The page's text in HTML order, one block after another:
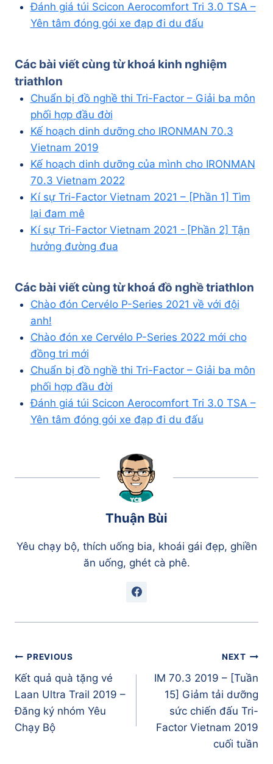
Đánh giá túi Scicon Aerocomfort Tri 3.0 TSA –
Yên tâm đóng gói xe đạp đi du đấu
Các bài viết cùng từ khoá kinh nghiệm
triathlon
Chuẩn bị đồ nghề thi Tri-Factor – Giải ba môn
phối hợp đầu đời
Kế hoạch dinh dưỡng cho IRONMAN 70.3
Vietnam 2019
Kế hoạch dinh dưỡng của mình cho IRONMAN
70.3 Vietnam 2022
Kí sự Tri-Factor Vietnam 2021 – [Phần 1] Tìm
lại đam mê
Kí sự Tri-Factor Vietnam 2021 - [Phần 2] Tận
hưởng đường đua
Các bài viết cùng từ khoá đồ nghề triathlon
Chào đón Cervélo P-Series 2021 về với đội
anh!
Chào đón xe Cervélo P-Series 2022 mới cho
đồng tri mới
Chuẩn bị đồ nghề thi Tri-Factor – Giải ba môn
phối hợp đầu đời
Đánh giá túi Scicon Aerocomfort Tri 3.0 TSA –
Yên tâm đóng gói xe đạp đi du đấu
Thuận Bùi
Yêu chạy bộ, thích uống bia, khoái gái đẹp, ghiền
ăn uống, ghét cà phê.
Điều
hướng
bài
viết
PREVIOUS
Kết quả quà tặng vé
Laan Ultra Trail 2019 –
Đăng ký nhóm Yêu
Chạy Bộ
NEXT
IM 70.3 2019 – [Tuần
15] Giảm tải dưỡng
sức chiến đấu Tri-
Factor Vietnam 2019
cuối tuần